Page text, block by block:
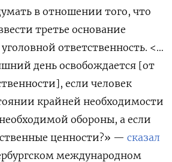
в отношении того, что
третье основание
ответственность. <…
день освобождается [от
если человек
крайней необходимости
обороны, а если
ценности?» — сказал
международном